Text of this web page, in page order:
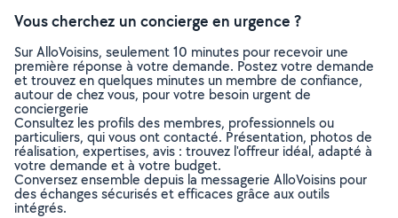
Vous cherchez un concierge en urgence ?
Sur AlloVoisins, seulement 10 minutes pour recevoir une
première réponse à votre demande. Postez votre demande
et trouvez en quelques minutes un membre de confiance,
autour de chez vous, pour votre besoin urgent de
conciergerie
Consultez les profils des membres, professionnels ou
particuliers, qui vous ont contacté. Présentation, photos de
réalisation, expertises, avis : trouvez l'offreur idéal, adapté à
votre demande et à votre budget.
Conversez ensemble depuis la messagerie AlloVoisins pour
des échanges sécurisés et efficaces grâce aux outils
intégrés.